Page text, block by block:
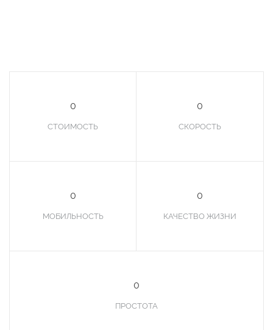
0
СТОИМОСТЬ
0
СКОРОСТЬ
0
МОБИЛЬНОСТЬ
0
КАЧЕСТВО ЖИЗНИ
0
ПРОСТОТА